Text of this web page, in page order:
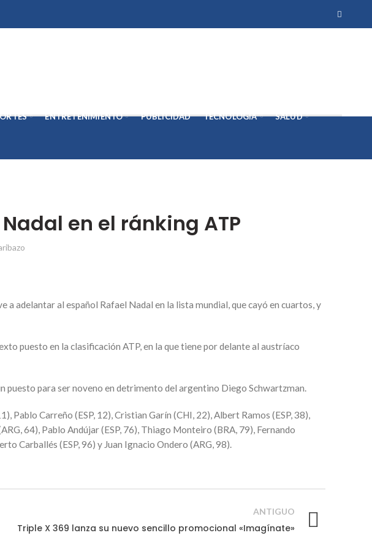
ENTRETENIMIENTO PUBLICIDAD TECNOLOGÍA SALUD
en el ránking ATP
adelantar al español Rafael Nadal en la lista mundial, que cayó en cuartos, y
puesto en la clasificación ATP, en la que tiene por delante al austríaco
para ser noveno en detrimento del argentino Diego Schwartzman.
Carreño (ESP, 12), Cristian Garín (CHI, 22), Albert Ramos (ESP, 38),
64), Pablo Andújar (ESP, 76), Thiago Monteiro (BRA, 79), Fernando
Carballés (ESP, 96) y Juan Ignacio Ondero (ARG, 98).
ANTIGUO
Triple X 369 lanza su nuevo sencillo promocional «Imagínate»